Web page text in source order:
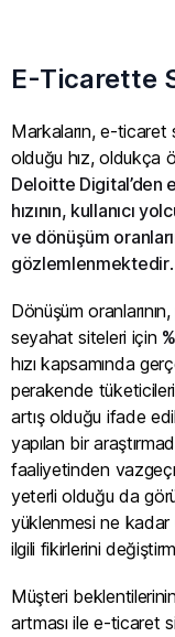
E-Ticarette
Markaların, e-ticaret
olduğu hız, oldukça
Deloitte Digital’den
hızının, kullanıcı
ve dönüşüm
gözlemlenmektedir.
Dönüşüm
seyahat siteleri için
hızı kapsamında
perakende
artış olduğu ifade
yapılan bir
faaliyetinden
yeterli olduğu da
yüklenmesi ne kadar
ilgili fikirlerini
Müşteri beklentilerinin
artması ile e-ticaret